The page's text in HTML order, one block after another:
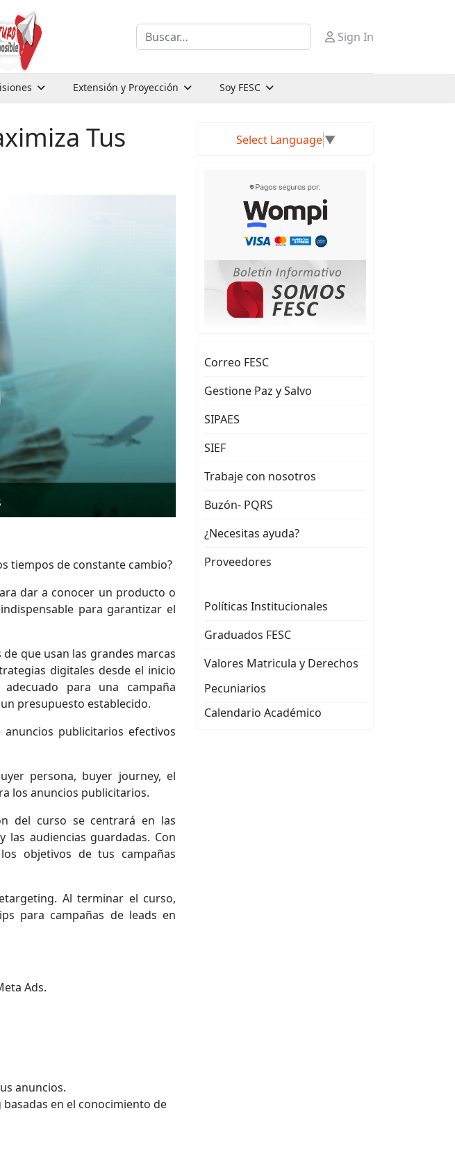
Buscar Sign In
Extensión y Proyección Soy FESC
Tus
tiempos de constante cambio?
dar a conocer un producto o
para garantizar el
que usan las grandes marcas
digitales desde el inicio
para una campaña
presupuesto establecido.
publicitarios efectivos
persona, buyer journey, el
los anuncios publicitarios.
del curso se centrará en las
las audiencias guardadas. Con
objetivos de tus campañas
Al terminar el curso,
para campañas de leads en
Ads.
anuncios.
en el conocimiento de
Select Language ▼
Correo FESC
Gestione Paz y Salvo
SIPAES
SIEF
Trabaje con nosotros
Buzón- PQRS
¿Necesitas ayuda?
Proveedores
Políticas Institucionales
Graduados FESC
Valores Matricula y Derechos
Pecuniarios
Calendario Académico